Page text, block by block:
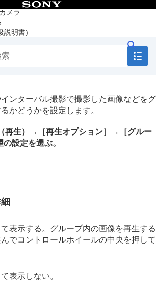
メラ
説明書)
目次
す
順
トマーカー表示（静止画）
で画像表示
ンプ移動する方法を設定する（
を保護する（プロテクト
ンターバル撮影で撮影した画像などをグ
かどうかを設定します。
（再生）→ ［再生オプション］ →
［グルー
設定を選ぶ。
表示する。グループ内の画像を再生する
でコントロールホイールの中央を押して
表示しない。